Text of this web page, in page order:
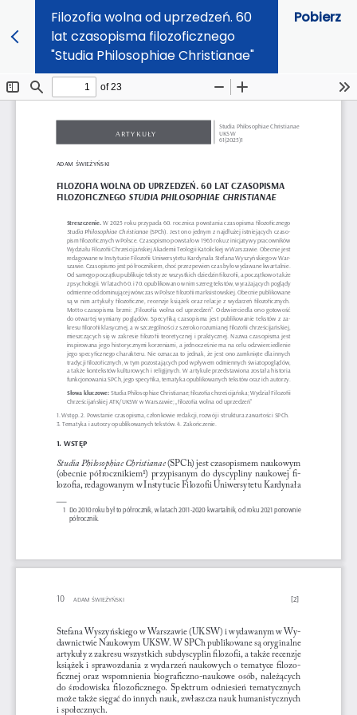
Filozofia wolna od uprzedzeń. 60
lat czasopisma filozoficznego
"Studia Philosophiae Christianae"
Pobierz